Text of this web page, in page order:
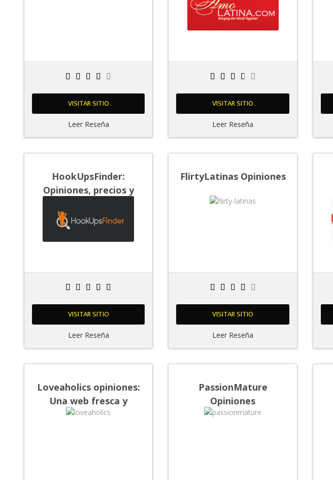
VISITAR SITIO
Leer Reseña
VISITAR SITIO
Leer Reseña
HookUpsFinder:
Opiniones, precios y
debes saber
VISITAR SITIO
Leer Reseña
FlirtyLatinas Opiniones
VISITAR SITIO
Leer Reseña
Loveaholics opiniones:
Una web fresca y
versátil
PassionMature
Opiniones